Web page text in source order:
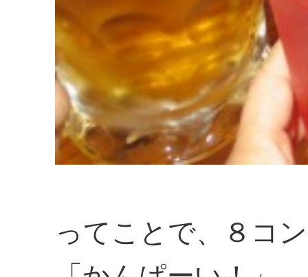
ってことで、８コ